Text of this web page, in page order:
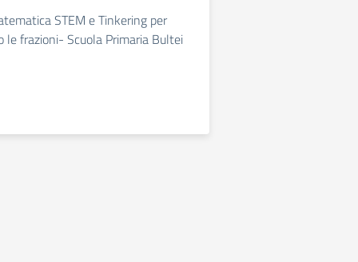
STEM e Tinkering per
le frazioni- Scuola Primaria Bultei